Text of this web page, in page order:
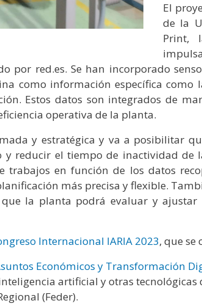
El
de la
Print,
por red.es. Se han incorporado
como información específica como
Estos datos son integrados de
operativa de la planta.
y estratégica y va a posibilitar
reducir el tiempo de inactividad de
trabajos en función de los datos
más precisa y flexible.
la planta podrá evaluar y
Internacional IARIA 2023, que se
Económicos y Transformación
artificial y otras
(Feder).